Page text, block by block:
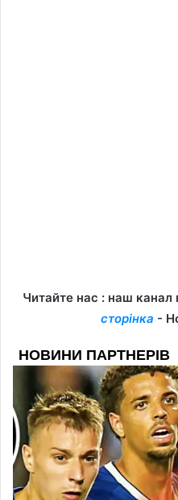
Читайте нас : наш канал
сторінка -